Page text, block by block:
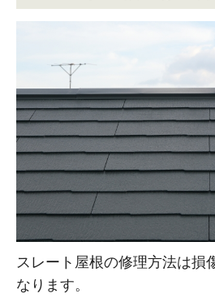
スレート屋根の修理方法は損
なります。